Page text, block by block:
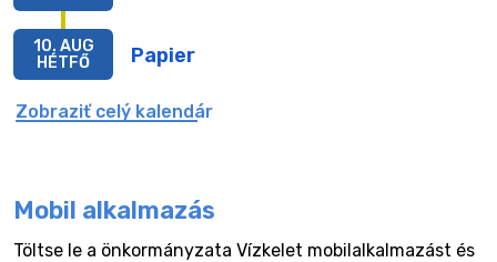
Papier
10. AUG
HÉTFŐ
Zobraziť celý kalendár
Mobil alkalmazás
Töltse le a önkormányzata Vízkelet mobilalkalmazást és